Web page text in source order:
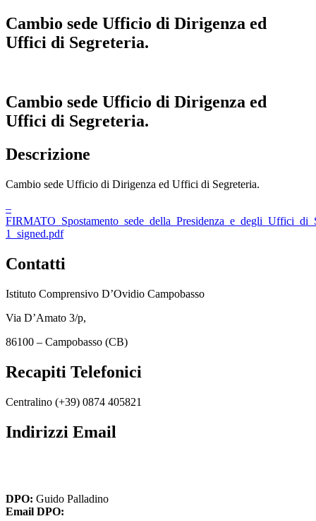
Cambio sede Ufficio di Dirigenza ed
Uffici di Segreteria.
Cambio sede Ufficio di Dirigenza ed
Uffici di Segreteria.
Descrizione
Cambio sede Ufficio di Dirigenza ed Uffici di Segreteria.
–
1_signed.pdf
Contatti
Istituto Comprensivo D’Ovidio Campobasso
Via D’Amato 3/p,
86100 – Campobasso (CB)
Recapiti Telefonici
Centralino (+39) 0874 405821
Indirizzi Email
DPO: Guido Palladino
Email DPO: